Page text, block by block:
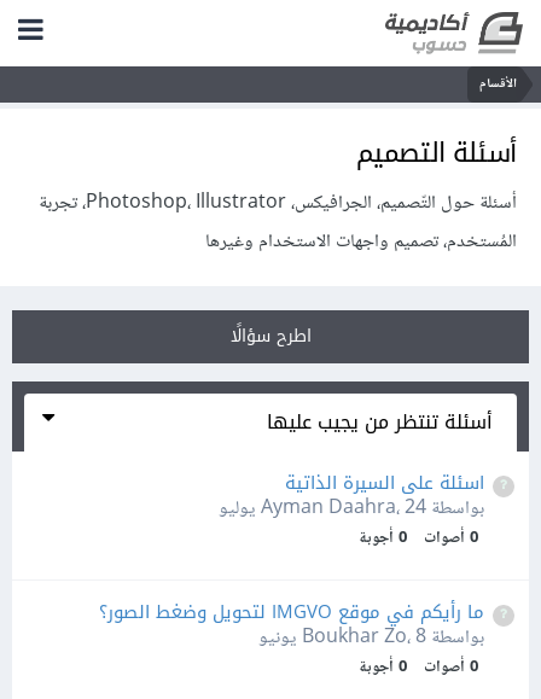
الأقسام
أسئلة التصميم
أسئلة حول التّصميم، الجرافيكس، Photoshop، Illustrator، تجربة
المُستخدم، تصميم واجهات الاستخدام وغيرها
اطرح سؤالًا
أسئلة تنتظر من يجيب عليها
اسئلة على السيرة الذاتية
بواسطة Ayman Daahra،24 يوليو
0 أصوات 0 أجوبة
ما رأيكم في موقع IMGVO لتحويل وضغط الصور؟
بواسطة Boukhar Zo،8 يونيو
0 أصوات 0 أجوبة